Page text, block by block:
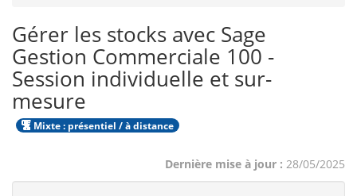
Gérer les stocks avec Sage
Gestion Commerciale 100 -
Session individuelle et sur-
mesure
Mixte : présentiel / à distance
Dernière mise à jour : 28/05/2025